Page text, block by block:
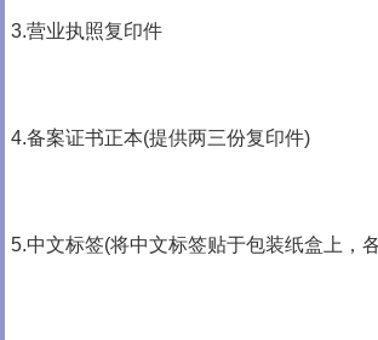
3.营业执照复印件
4.备案证书正本(提供两三份复印件)
5.中文标签(将中文标签贴于包装纸盒上，